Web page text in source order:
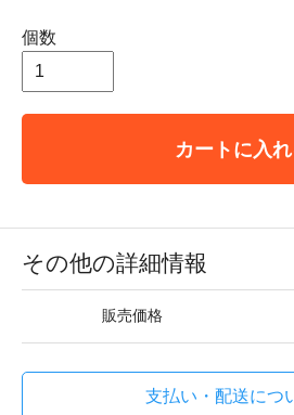
個数
カートに入
その他の詳細情報
販売価格
支払い・配送につ